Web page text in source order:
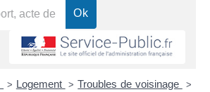
> Logement > Troubles de voisinage >